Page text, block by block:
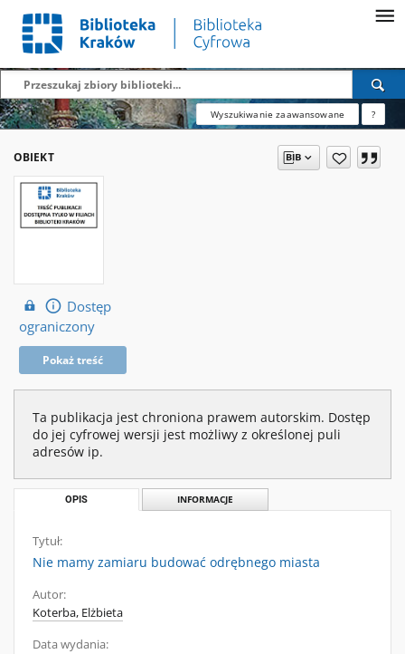
Wyszukiwanie zaawansowane ?
OBIEKT
Dostęp
ograniczony
Pokaż treść
Ta publikacja jest chroniona prawem autorskim. Dostęp
do jej cyfrowej wersji jest możliwy z określonej puli
adresów ip.
OPIS INFORMACJE
Tytuł:
Nie mamy zamiaru budować odrębnego miasta
Autor:
Koterba, Elżbieta
Data wydania: